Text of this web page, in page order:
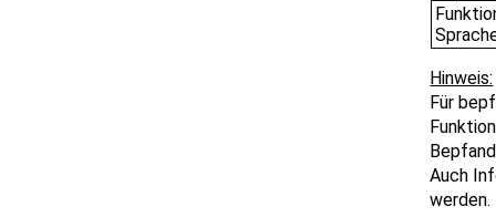
Für
Auch
werden.